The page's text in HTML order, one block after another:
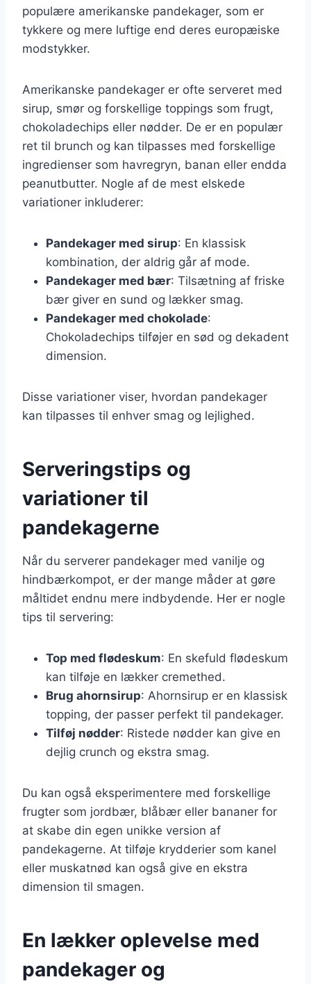
populære amerikanske pandekager, som er
tykkere og mere luftige end deres europæiske
modstykker.
Amerikanske pandekager er ofte serveret med
sirup, smør og forskellige toppings som frugt,
chokoladechips eller nødder. De er en populær
ret til brunch og kan tilpasses med forskellige
ingredienser som havregryn, banan eller endda
peanutbutter. Nogle af de mest elskede
variationer inkluderer:
Pandekager med sirup: En klassisk
kombination, der aldrig går af mode.
Pandekager med bær: Tilsætning af friske
bær giver en sund og lækker smag.
Pandekager med chokolade:
Chokoladechips tilføjer en sød og dekadent
dimension.
Disse variationer viser, hvordan pandekager
kan tilpasses til enhver smag og lejlighed.
Serveringstips og
variationer til
pandekagerne
Når du serverer pandekager med vanilje og
hindbærkompot, er der mange måder at gøre
måltidet endnu mere indbydende. Her er nogle
tips til servering:
Top med flødeskum: En skefuld flødeskum
kan tilføje en lækker cremethed.
Brug ahornsirup: Ahornsirup er en klassisk
topping, der passer perfekt til pandekager.
Tilføj nødder: Ristede nødder kan give en
dejlig crunch og ekstra smag.
Du kan også eksperimentere med forskellige
frugter som jordbær, blåbær eller bananer for
at skabe din egen unikke version af
pandekagerne. At tilføje krydderier som kanel
eller muskatnød kan også give en ekstra
dimension til smagen.
En lækker oplevelse med
pandekager og